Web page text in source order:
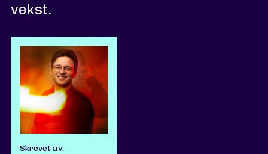
vekst.
Skrevet av: